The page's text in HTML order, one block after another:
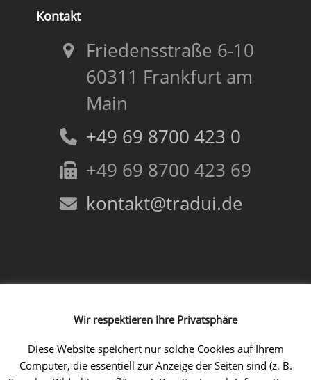
Kontakt
Friedensstraße 6-10
60311 Frankfurt am
Main
+49 69 8700 423 0
+49 69 8700 423 69
kontakt@tradui.de
Facebook
Instagram
LinkedIn
XingYouTube
Wir respektieren Ihre Privatsphäre
Diese Website speichert nur solche Cookies auf Ihrem
Computer, die essentiell zur Anzeige der Seiten sind (z. B.